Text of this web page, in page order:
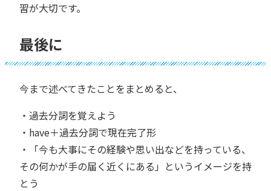
習が大切です。
最後に
今まで述べてきたことをまとめると、
・過去分詞を覚えよう
・have＋過去分詞で現在完了形
・「今も大事にその経験や思い出などを持っている、
その何かが手の届く近くにある」というイメージを持
とう